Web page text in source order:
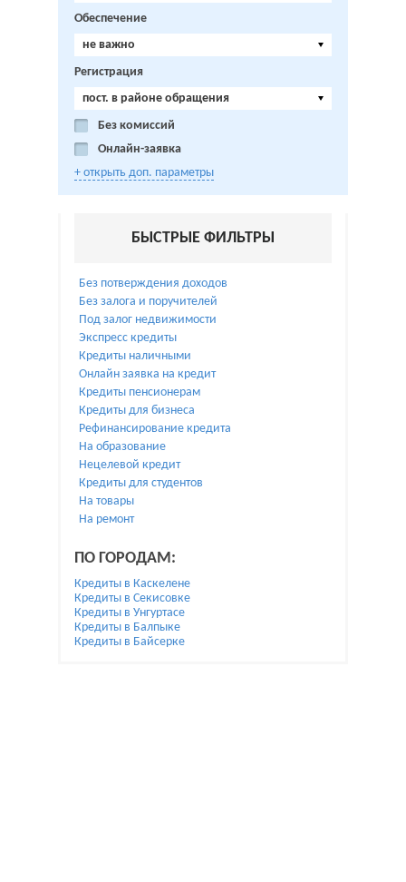
Обеспечение
не важно
Регистрация
пост. в районе обращения
Без комиссий
Онлайн-заявка
+ открыть доп. параметры
БЫСТРЫЕ ФИЛЬТРЫ
Без потверждения доходов
Без залога и поручителей
Под залог недвижимости
Экспресс кредиты
Кредиты наличными
Онлайн заявка на кредит
Кредиты пенсионерам
Кредиты для бизнеса
Рефинансирование кредита
На образование
Нецелевой кредит
Кредиты для студентов
На товары
На ремонт
ПО ГОРОДАМ:
Кредиты в Каскелене
Кредиты в Секисовке
Кредиты в Унгуртасе
Кредиты в Балпыке
Кредиты в Байсерке